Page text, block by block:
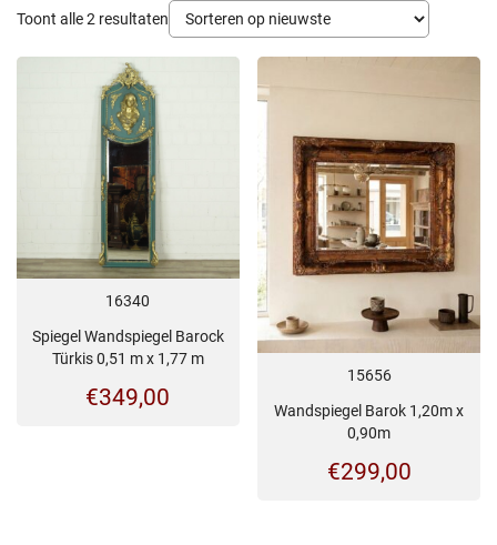
Toont alle 2 resultaten Gesorteerd
op
16340
Spiegel Wandspiegel Barock
Türkis 0,51 m x 1,77 m
€349,00
15656
Wandspiegel Barok 1,20m x
0,90m
€299,00